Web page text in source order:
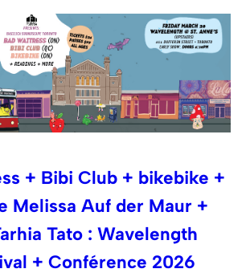
+ Bibi Club + bikebike +
Melissa Auf der Maur +
Tato : Wavelength
+ Conférence 2026